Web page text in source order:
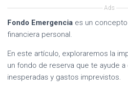
Ads
Fondo Emergencia es un
financiera personal.
En este artículo, exploraremos la
un fondo de reserva que te ayude
inesperadas y gastos imprevistos.